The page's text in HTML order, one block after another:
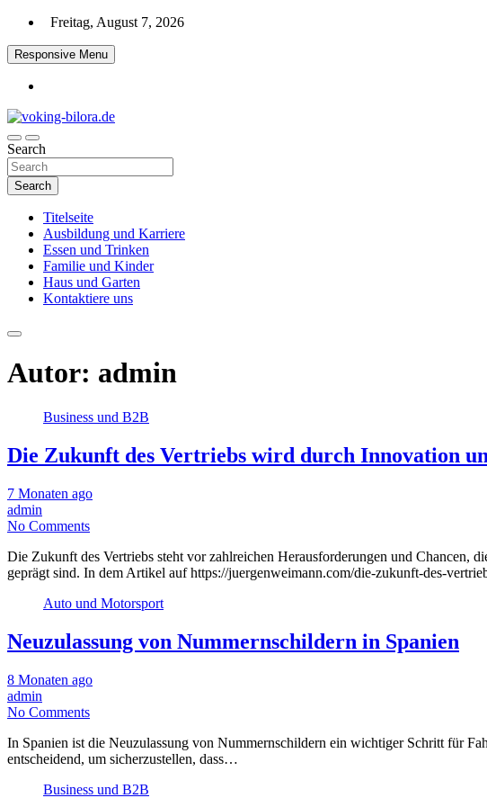
Skip
content
Freitag, August 7, 2026
Responsive Menu
voking-bilora.de
Search
Search
Titelseite
Ausbildung und Karriere
Essen und Trinken
Familie und Kinder
Haus und Garten
Kontaktiere uns
Autor: admin
Business und B2B
Die Zukunft des Vertriebs wird durch Innovation
7 Monaten ago
admin
No Comments
Die Zukunft des Vertriebs steht vor zahlreichen Herausforderungen und Chancen,
geprägt sind. In dem Artikel auf https://juergenweimann.com/die-zukunft-des-
Auto und Motorsport
Neuzulassung von Nummernschildern in Spanien
8 Monaten ago
admin
No Comments
In Spanien ist die Neuzulassung von Nummernschildern ein wichtiger Schritt für
entscheidend, um sicherzustellen, dass…
Business und B2B